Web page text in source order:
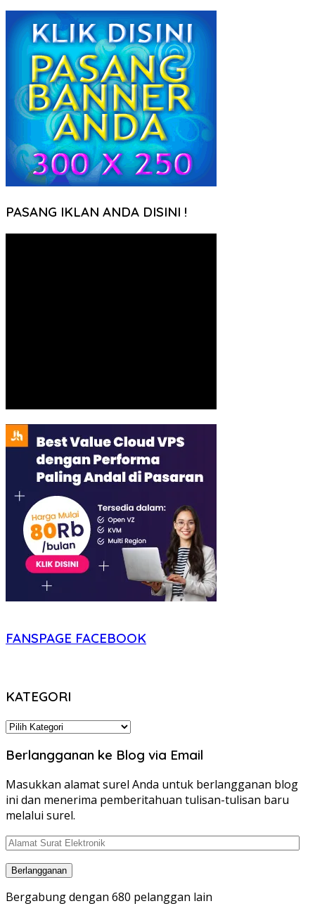
PASANG IKLAN ANDA DISINI !
FANSPAGE FACEBOOK
KATEGORI
KATEGORI
Berlangganan ke Blog via Email
Masukkan alamat surel Anda untuk berlangganan blog
ini dan menerima pemberitahuan tulisan-tulisan baru
melalui surel.
Alamat
Elektronik
Berlangganan
Bergabung dengan 680 pelanggan lain